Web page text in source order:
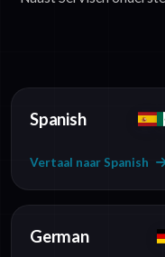
Spanish
Vertaal naar Spanish
German